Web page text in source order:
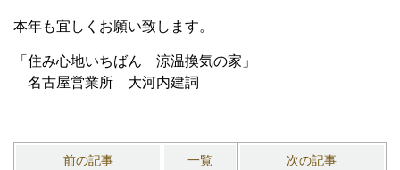
本年も宜しくお願い致します。
「住み心地いちばん 涼温換気の家」
名古屋営業所 大河内建詞
前の記事 一覧 次の記事